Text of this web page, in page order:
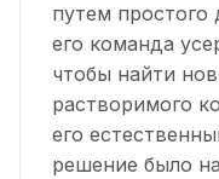
путем
его команда
чтобы найти
растворимого
его
решение было